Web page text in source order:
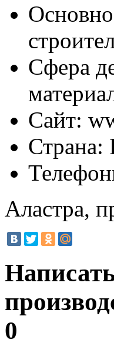
Сфера
Сайт:
Страна:
Аластра,
0